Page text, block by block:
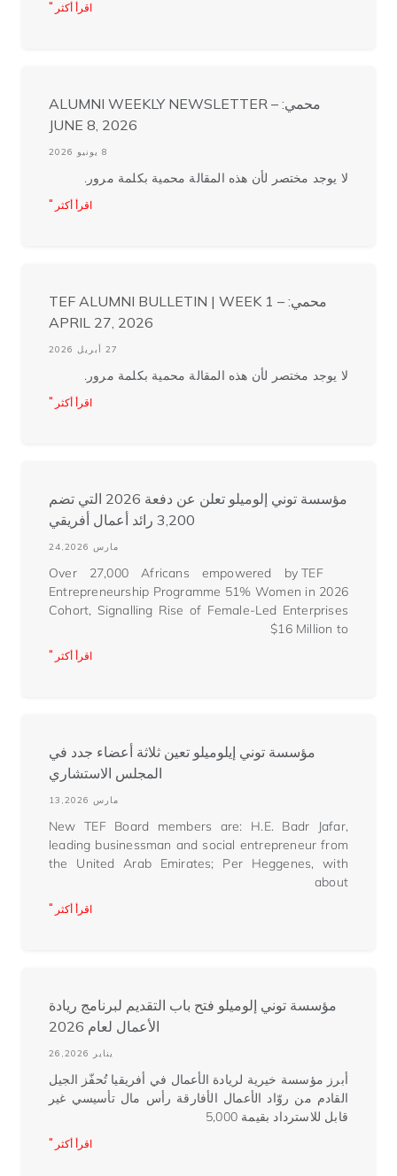
اقرأ أكثر "
محمي: ALUMNI WEEKLY NEWSLETTER –
JUNE 8, 2026
8 يونيو 2026
لا يوجد مختصر لأن هذه المقالة محمية بكلمة مرور.
اقرأ أكثر "
محمي: TEF ALUMNI BULLETIN | WEEK 1 –
APRIL 27, 2026
27 أبريل 2026
لا يوجد مختصر لأن هذه المقالة محمية بكلمة مرور.
اقرأ أكثر "
مؤسسة توني إلوميلو تعلن عن دفعة 2026 التي تضم
3,200 رائد أعمال أفريقي
مارس 24,2026
Over 27,000 Africans empowered by TEF
Entrepreneurship Programme 51% Women in 2026
Cohort, Signalling Rise of Female-Led Enterprises
$16 Million to
اقرأ أكثر "
مؤسسة توني إيلوميلو تعين ثلاثة أعضاء جدد في
المجلس الاستشاري
مارس 13,2026
New TEF Board members are: H.E. Badr Jafar,
leading businessman and social entrepreneur from
the United Arab Emirates; Per Heggenes, with
about
اقرأ أكثر "
مؤسسة توني إلوميلو فتح باب التقديم لبرنامج ريادة
الأعمال لعام 2026
يناير 26,2026
أبرز مؤسسة خيرية لريادة الأعمال في أفريقيا تُحفّز الجيل
القادم من روّاد الأعمال الأفارقة رأس مال تأسيسي غير
قابل للاسترداد بقيمة 5,000
اقرأ أكثر "